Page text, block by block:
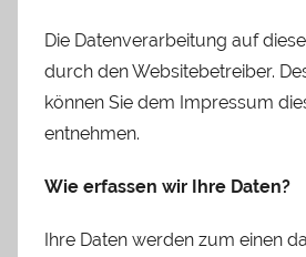
Die Datenverarbeitung auf
durch den Websitebetreiber.
können Sie dem Impressum
entnehmen.
Wie erfassen wir Ihre Daten?
Ihre Daten werden zum einen